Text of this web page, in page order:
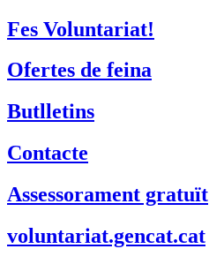
Fes Voluntariat!
Ofertes de feina
Butlletins
Contacte
Assessorament gratuït
voluntariat.gencat.cat